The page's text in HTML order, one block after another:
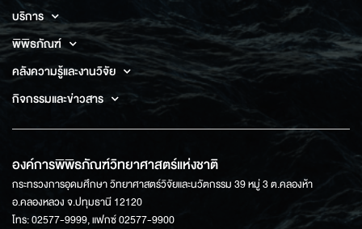
บริการ
พิพิธภัณฑ์
คลังความรู้และงานวิจัย
กิจกรรมและข่าวสาร
องค์การพิพิธภัณฑ์วิทยาศาสตร์แห่งชาติ
กระทรวงการอุดมศึกษา วิทยาศาสตร์วิจัยและนวัตกรรม 39 หมู่ 3 ต.คลองห้า
อ.คลองหลวง จ.ปทุมธานี 12120
โทร: 02577-9999, แฟกซ์ 02577-9900